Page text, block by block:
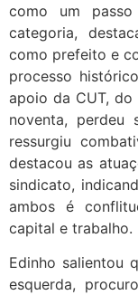
como um
categoria,
como prefeito e
processo
apoio da CUT, do
noventa, perdeu
ressurgiu
destacou as
sindicato,
ambos é
capital e trabalho.
Edinho salientou
esquerda,